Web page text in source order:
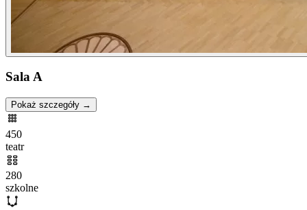
Sala A
Pokaż szczegóły →
450
teatr
280
szkolne